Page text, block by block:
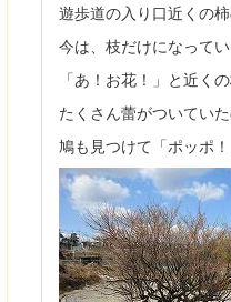
遊歩道の入り口近くの
今は、枝だけになって
「あ！お花！」と近く
たくさん蕾がついてい
鳩も見つけて「ポッポ！